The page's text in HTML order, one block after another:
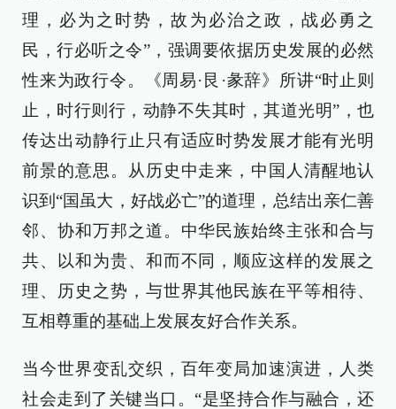
理，必为之时势，故为必治之政，战必勇之
民，行必听之令”，强调要依据历史发展的必然
性来为政行令。《周易·艮·彖辞》所讲“时止则
止，时行则行，动静不失其时，其道光明”，也
传达出动静行止只有适应时势发展才能有光明
前景的意思。从历史中走来，中国人清醒地认
识到“国虽大，好战必亡”的道理，总结出亲仁善
邻、协和万邦之道。中华民族始终主张和合与
共、以和为贵、和而不同，顺应这样的发展之
理、历史之势，与世界其他民族在平等相待、
互相尊重的基础上发展友好合作关系。
当今世界变乱交织，百年变局加速演进，人类
社会走到了关键当口。“是坚持合作与融合，还